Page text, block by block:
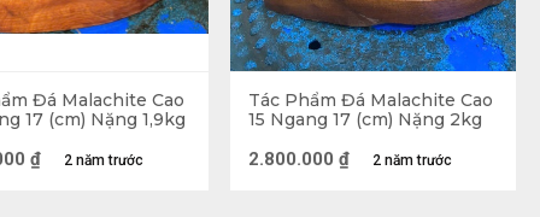
bụng kinh sẽ giảm bớt trong kỳ. Hay với
đau chuyển dạ. Vậy nên đá Khổng Tước
Đá Malachite Cao
17 (cm) Nặng 1,9kg
2 năm trước
₫
Tác Phẩm Đá Malachite Cao
15 Ngang 17 (cm) Nặng 2kg
2 năm trước
2.800.000 ₫